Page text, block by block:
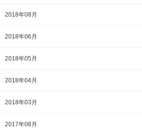
2018年08月
2018年06月
2018年05月
2018年04月
2018年03月
2017年08月